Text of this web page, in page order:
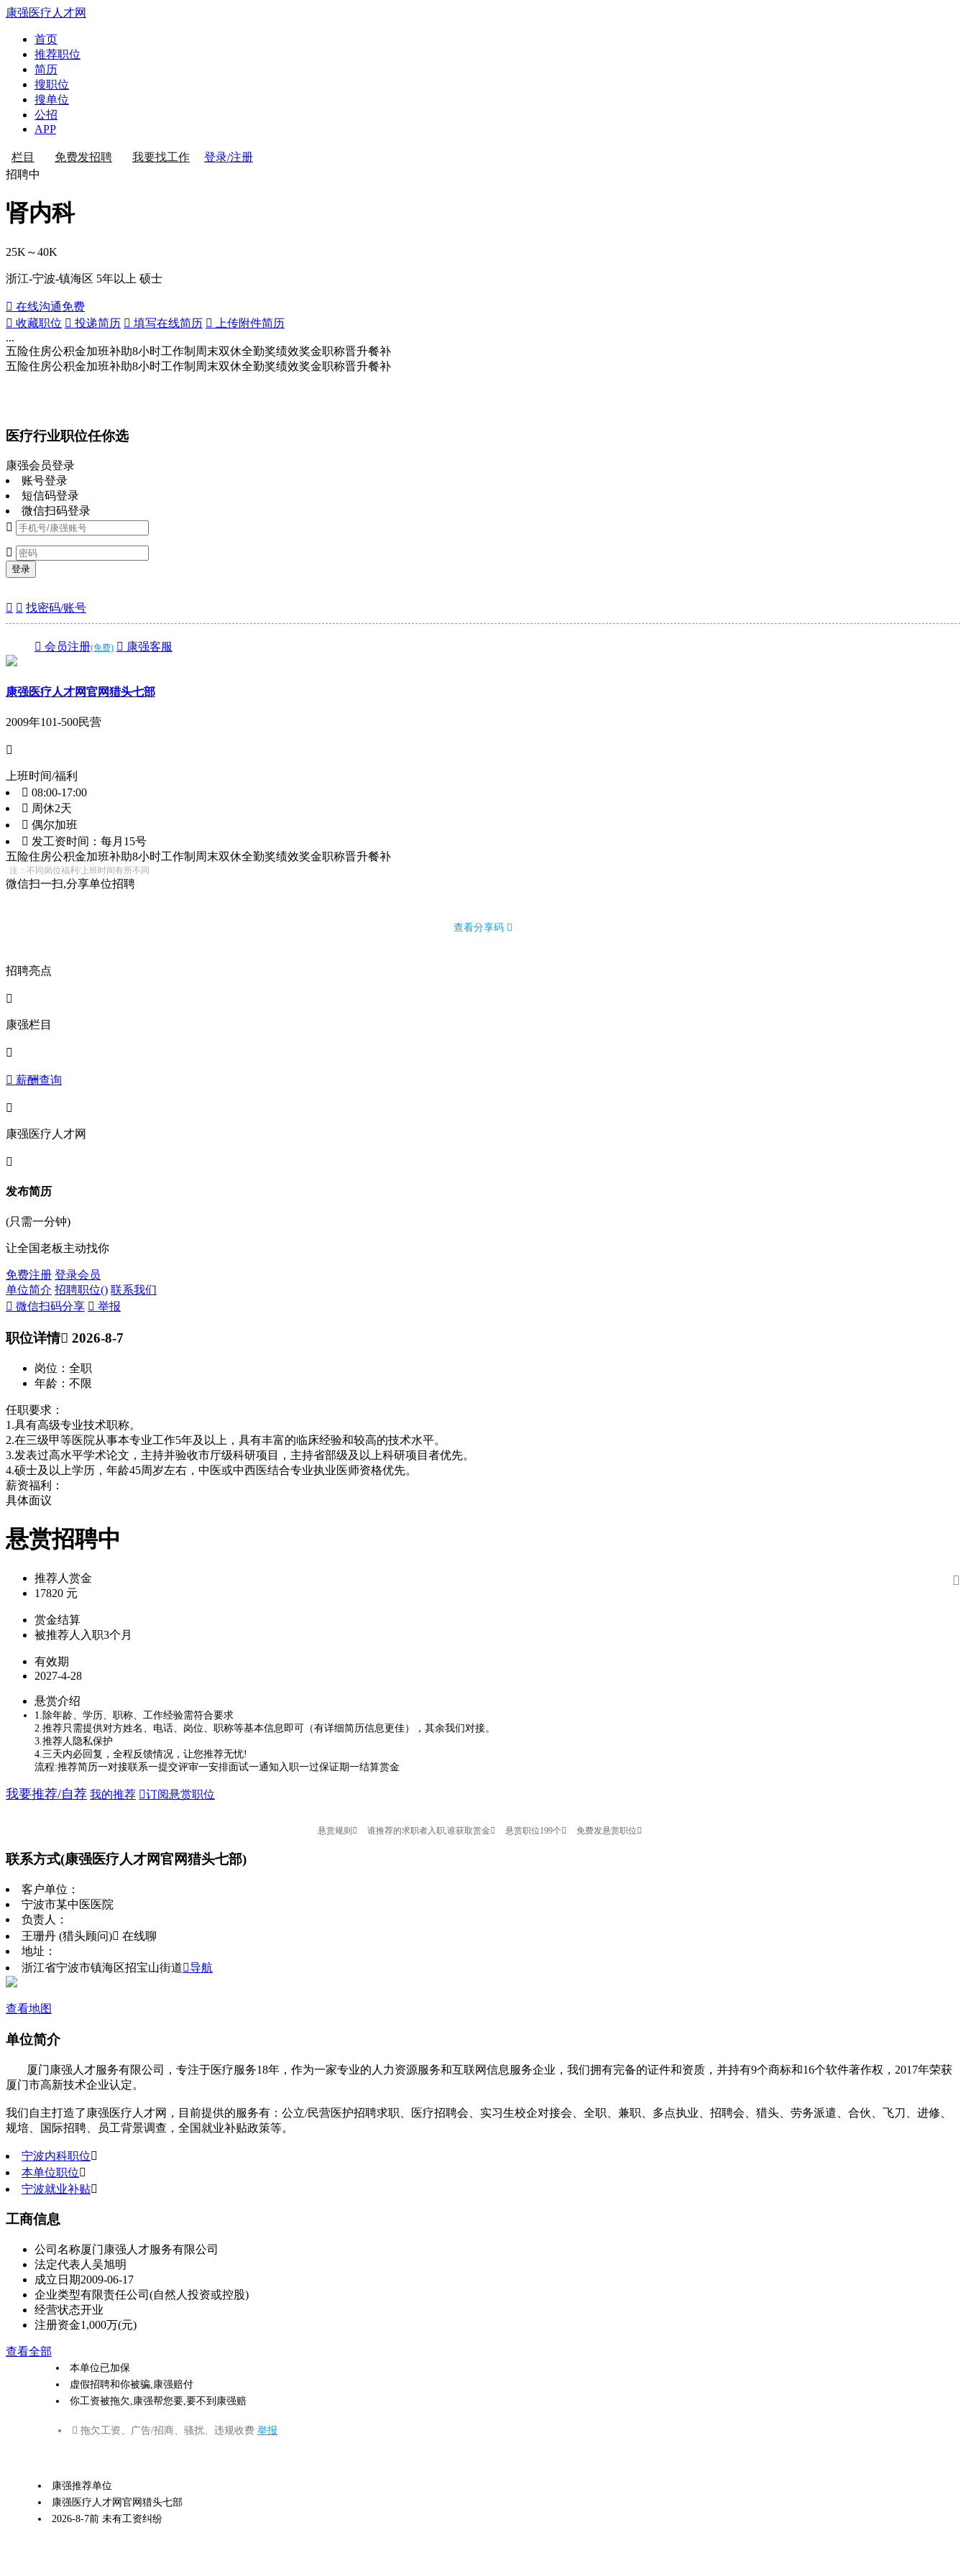
康强医疗人才网
首页
推荐职位
简历
搜职位
搜单位
公招
APP
栏目 免费发招聘 我要找工作
登录/注册
招聘中
肾内科
25K～40K
浙江-宁波-镇海区 5年以上 硕士
 在线沟通免费
 收藏职位  投递简历  填写在线简历  上传附件简历
...
五险住房公积金加班补助8小时工作制 周末双休全勤奖绩效奖金职称晋升餐补
五险住房公积金加班补助8小时工作制 周末双休全勤奖绩效奖金职称晋升餐补
医疗行业职位任你选
康强会员登录
账号登录
短信码登录
微信扫码登录


登录
  找密码/账号
 会员注册(免费)  康强客服
康强医疗人才网官网猎头七部
2009年101-500民营

上班时间/福利
 08:00-17:00
 周休2天
 偶尔加班
 发工资时间：每月15号
五险住房公积金加班补助8小时工作制 周末双休全勤奖绩效奖金职称晋升餐补
注：不同岗位福利/上班时间有所不同
微信扫一扫,分享单位招聘
查看分享码 
招聘亮点

康强栏目

 薪酬查询

康强医疗人才网

发布简历
(只需一分钟)
让全国老板主动找你
免费注册 登录会员
单位简介 招聘职位() 联系我们
 微信扫码分享  举报
职位详情 2026-8-7
岗位：全职
年龄：不限
任职要求：
1.具有高级专业技术职称。
2.在三级甲等医院从事本专业工作5年及以上，具有丰富的临床经验和较高的技术水平。
3.发表过高水平学术论文，主持并验收市厅级科研项目，主持省部级及以上科研项目者优先。
4.硕士及以上学历，年龄45周岁左右，中医或中西医结合专业执业医师资格优先。
薪资福利：
具体面议
悬赏招聘中

推荐人赏金
17820 元
赏金结算
被推荐人入职3个月
有效期
2027-4-28
悬赏介绍
1.除年龄、学历、职称、工作经验需符合要求
2.推荐只需提供对方姓名、电话、岗位、职称等基本信息即可（有详细简历信息更佳），其余我们对接。
3.推荐人隐私保护
4.三天内必回复，全程反馈情况，让您推荐无忧!
流程:推荐简历一对接联系一提交评审一安排面试一通知入职一过保证期一结算赏金
我要推荐/自荐 我的推荐 订阅悬赏职位
悬赏规则 谁推荐的求职者入职,谁获取赏金 悬赏职位199个 免费发悬赏职位
联系方式(康强医疗人才网官网猎头七部)
客户单位：
宁波市某中医医院
负责人：
王珊丹 (猎头顾问) 在线聊
地址：
浙江省宁波市镇海区招宝山街道导航
查看地图
单位简介
厦门康强人才服务有限公司，专注于医疗服务18年，作为一家专业的人力资源服务和互联网信息服务企业，我们拥有完备的证件和资质，并持有9个商标和16个软件著作权，2017年荣获
厦门市高新技术企业认定。
我们自主打造了康强医疗人才网，目前提供的服务有：公立/民营医护招聘求职、医疗招聘会、实习生校企对接会、全职、兼职、多点执业、招聘会、猎头、劳务派遣、合伙、飞刀、进修、
规培、国际招聘、员工背景调查，全国就业补贴政策等。
宁波内科职位
本单位职位
宁波就业补贴
工商信息
公司名称厦门康强人才服务有限公司
法定代表人 吴旭明
成立日期2009-06-17
企业类型有限责任公司(自然人投资或控股)
经营状态开业
注册资金1,000万(元)
查看全部
本单位已加保
虚假招聘和你被骗,康强赔付
你工资被拖欠,康强帮您要,要不到康强赔
 拖欠工资、广告/招商、骚扰、违规收费 举报
康强推荐单位
康强医疗人才网官网猎头七部
2026-8-7前 未有工资纠纷